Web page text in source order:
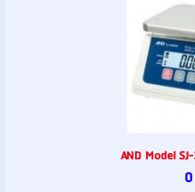
AND Model